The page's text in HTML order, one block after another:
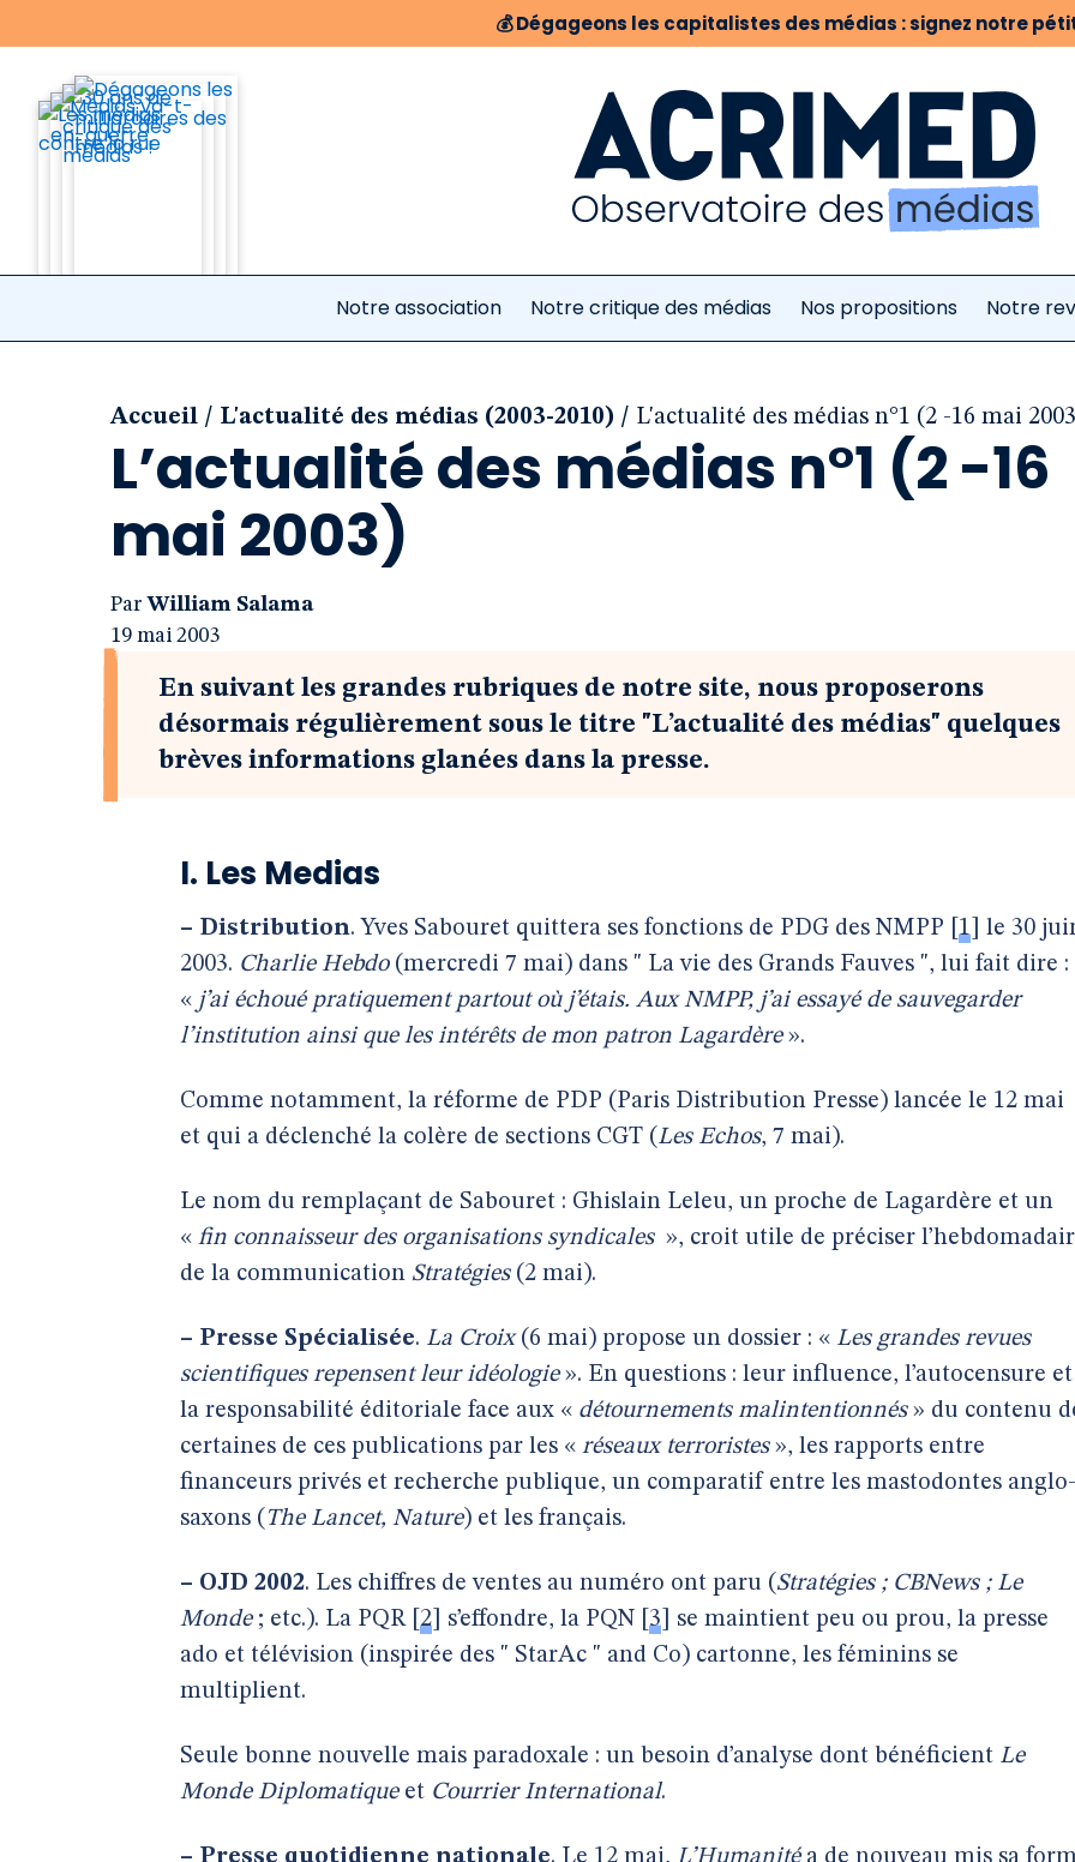
💰Dégageons les capitalistes des médias : signez notre
Notre association Notre critique des médias Nos propositions Notre
Accueil / L'actualité des médias (2003-2010) / L'actualité des médias n°1 (2 -16 mai
L’actualité des médias n°1 (2 -16
mai 2003)
ParWilliam Salama
19 mai 2003
En suivant les grandes rubriques de notre site, nous proposerons
désormais régulièrement sous le titre "L’actualité des médias" quelques
brèves informations glanées dans la presse.
I. Les Medias
– Distribution. Yves Sabouret quittera ses fonctions de PDG des NMPP 1
le 30
2003. Charlie Hebdo(mercredi 7 mai) dans " La vie des Grands Fauves ", lui fait dire :
« j’ai échoué pratiquement partout où j’étais. Aux NMPP, j’ai essayé de sauvegarder
l’institution ainsi que les intérêts de mon patron Lagardère».
Comme notamment, la réforme de PDP (Paris Distribution Presse) lancée le 12 mai
et qui a déclenché la colère de sections CGT (Les Echos, 7 mai).
Le nom du remplaçant de Sabouret : Ghislain Leleu, un proche de Lagardère et un
« fin connaisseur des organisations syndicales », croit utile de préciser
de la communication Stratégies(2 mai).
– Presse Spécialisée. La Croix(6 mai) propose un dossier : « Les grandes revues
scientifiques repensent leur idéologie». En questions : leur influence, l’autocensure et
la responsabilité éditoriale face aux « détournements malintentionnés» du contenu
certaines de ces publications par les « réseaux terroristes», les rapports entre
financeurs privés et recherche publique, un comparatif entre les mastodontes anglo-
saxons ( The Lancet, Nature) et les français.
– OJD 2002. Les chiffres de ventes au numéro ont paru (Stratégies ; CBNews ; Le
Monde; etc.). La PQR[ 2 s’effondre, la PQN 3
se maintient peu ou prou, la presse
ado et télévision (inspirée des " StarAc " and Co) cartonne, les féminins se
multiplient.
Seule bonne nouvelle mais paradoxale : un besoin d’analyse dont bénéficient Le
Monde Diplomatiqueet Courrier International.
– Presse quotidienne nationale. Le 12 mai, L’Humanitéa de nouveau mis sa